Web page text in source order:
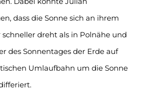
dass die Sonne sich an ihrem
dreht als in Polnähe und
des Sonnentages der Erde auf
Umlaufbahn um die Sonne